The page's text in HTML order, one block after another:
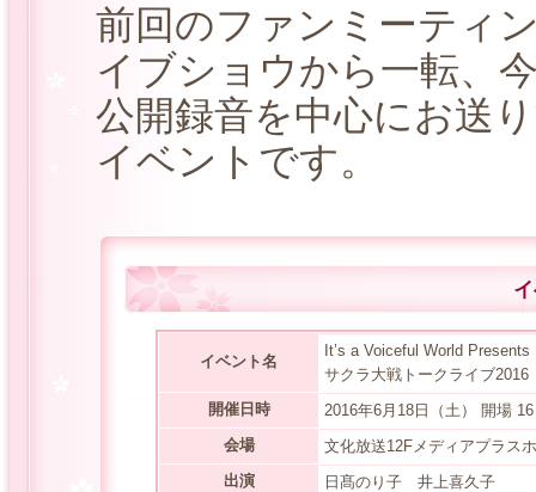
前回のファンミーティ
イブショウから一転、
公開録音を中心にお送
イベントです。
イベント名
It’s a Voiceful World Presents
サクラ大戦トークライブ
開催日時
2016年6月18日（土） 開場
会場
文化放送12Fメディアプラス
出演
日髙のり子 井上喜久子